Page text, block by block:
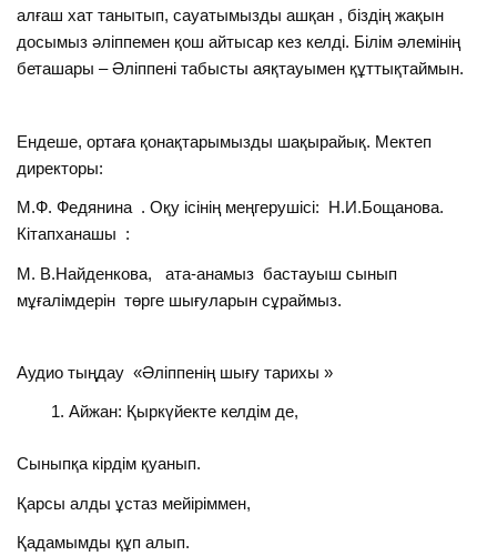
алғаш хат танытып, сауатымызды ашқан , біздің жақын
досымыз әліппемен қош айтысар кез келді. Білім әлемінің
беташары – Әліппені табысты аяқтауымен құттықтаймын.
Ендеше, ортаға қонақтарымызды шақырайық. Мектеп
директоры:
М.Ф. Федянина . Оқу ісінің меңгерушісі: Н.И.Бощанова.
Кітапханашы :
М. В.Найденкова, ата-анамыз бастауыш сынып
мұғалімдерін төрге шығуларын сұраймыз.
Аудио тыңдау «Әліппенің шығу тарихы »
Айжан: Қыркүйекте келдім де,
Сыныпқа кірдім қуанып.
Қарсы алды ұстаз мейіріммен,
Қадамымды құп алып.